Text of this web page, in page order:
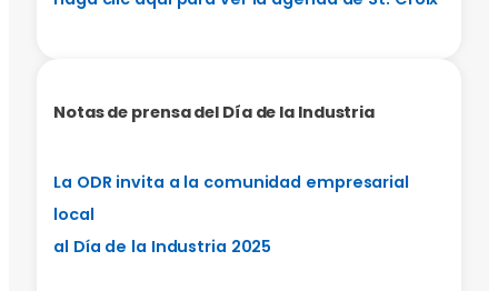
Notas de prensa del Día de la Industria
La ODR invita a la comunidad empresarial
local
al Día de la Industria 2025